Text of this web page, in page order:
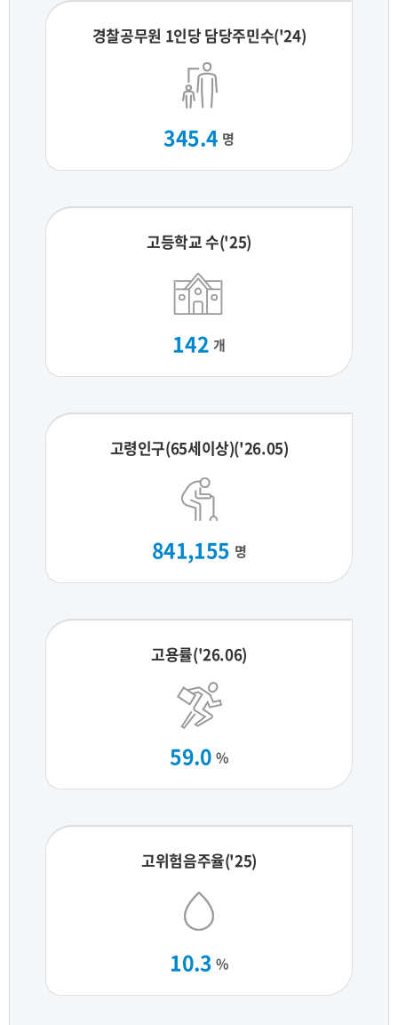
경찰공무원 1인당 담당주민수('24)
345.4 명
고등학교 수('25)
142 개
고령인구(65세이상)('26.05)
841,155 명
고용률('26.06)
59.0 %
고위험음주율('25)
10.3 %